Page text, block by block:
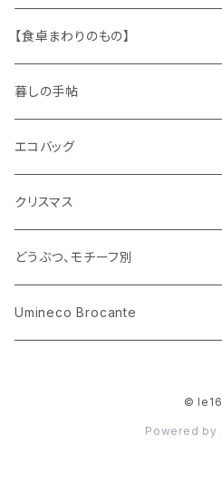
キャラクター
ピノキオ
木製品
ミニチュア、ドールハウス
古本、古雑誌、古えほん
古レコード
古せっけん
ラッピングペーパー、壁紙
プラスチック
紙
ワッペン
ニット
布地
身に着けるもの
【食卓まわりのもの】
ガラス
花びん
小物入れ
陶磁器
カップアンドソーサー
プレート
木製品
ホーロー
メタル
暮しの手帖
エコバッグ
クリスマス
どうぶつ、モチーフ別
くま、ベア
Umineco Brocante
© le16
Powered by